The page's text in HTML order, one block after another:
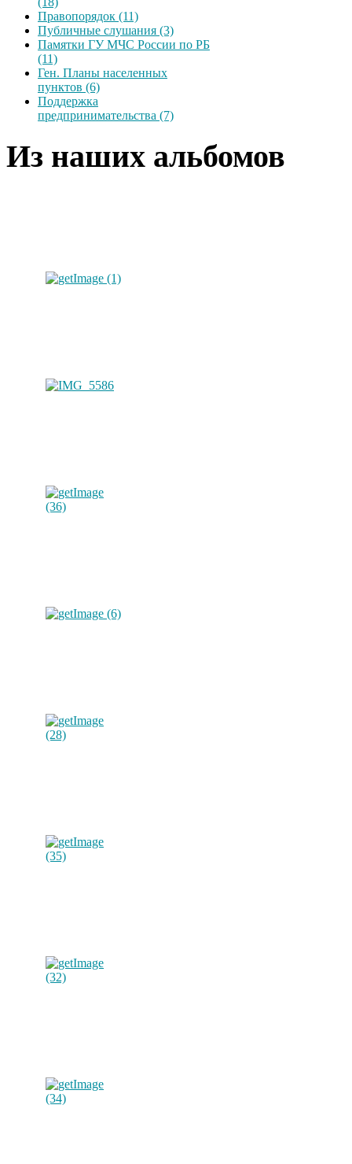
Правопорядок (11)
Публичные слушания (3)
Памятки ГУ МЧС России по РБ
(11)
Ген. Планы населенных
пунктов (6)
Поддержка
предпринимательства (7)
Из наших альбомов